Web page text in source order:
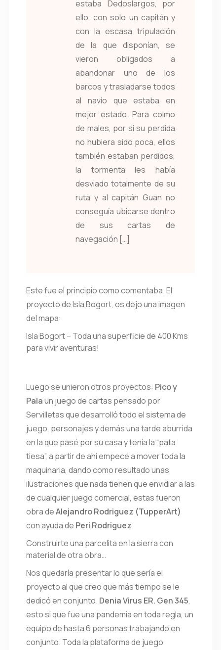
estaba Dedoslargos, por
ello, con solo un capitán y
con la escasa tripulación
de la que disponían, se
vieron obligados a
abandonar uno de los
barcos y trasladarse todos
al navío que estaba en
mejor estado. Para colmo
de males, por si su perdida
no hubiera sido poca, ellos
también estaban perdidos,
la tormenta les había
desviado totalmente de su
ruta y al capitán Guan no
conseguía ubicarse dentro
de sus cartas de
navegación […]
Este fue el principio como comentaba. El
proyecto de Isla Bogort, os dejo una imagen
del mapa:
Isla Bogort – Toda una superficie de 400 Kms
para vivir aventuras!
Luego se unieron otros proyectos: Pico y
Palaun juego de cartas pensado por
Servilletas que desarrolló todo el sistema de
juego, personajes y demás una tarde aburrida
en la que pasé por su casa y tenía la “pata
tiesa”, a partir de ahí empecé a mover toda la
maquinaria, dando como resultado unas
ilustraciones que nada tienen que envidiar a las
de cualquier juego comercial, estas fueron
obra deAlejandro Rodriguez (TupperArt)
con ayuda de Peri Rodriguez
Construirte una parcelita en la sierra con
material de otra obra…
Nos quedaría presentar lo que sería el
proyecto al que creo que más tiempo se le
dedicó en conjunto. Denia Virus ER. Gen 345,
esto si que fue una pandemia en toda regla, un
equipo de hasta 6 personas trabajando en
conjunto. Toda la plataforma de juego